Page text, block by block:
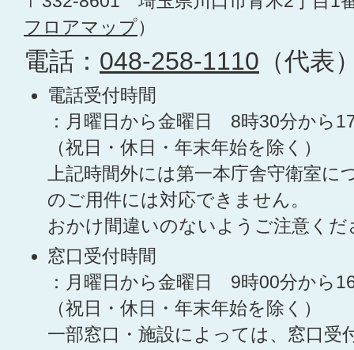
フロアマップ）
電話： 048-258-1110 （代表
電話受付時間
：月曜日から金曜日 8時30分から
（祝日・休日・年末年始を除く）
上記時間外には第一本庁舎守衛室に
のご用件には対応できません。
おかけ間違いのないようご注意くだ
窓口受付時間
：月曜日から金曜日 9時00分から
（祝日・休日・年末年始を除く）
一部窓口・施設によっては、窓口受